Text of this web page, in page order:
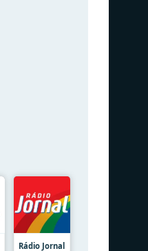
Rádio Jornal